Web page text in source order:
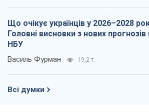
Що очікує українців у 2026–2028
Головні висновки з нових прогнозів
НБУ
Василь Фурман 19,2 т.
Всі думки